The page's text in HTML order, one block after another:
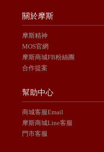
關於摩斯
摩斯精神
MOS官網
摩斯商城FB粉絲團
合作提案
幫助中心
商城客服Email
摩斯商城Line客服
門市客服